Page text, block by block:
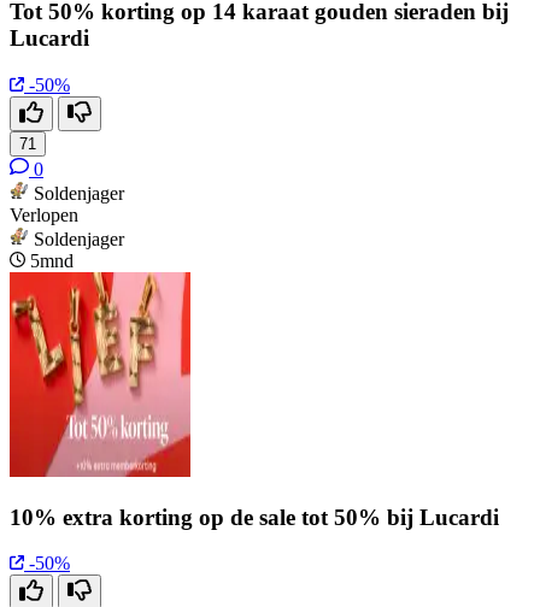
Tot 50% korting op 14 karaat gouden sieraden bij
Lucardi
-50%
71
0
Soldenjager
Verlopen
Soldenjager
5mnd
10% extra korting op de sale tot 50% bij Lucardi
-50%